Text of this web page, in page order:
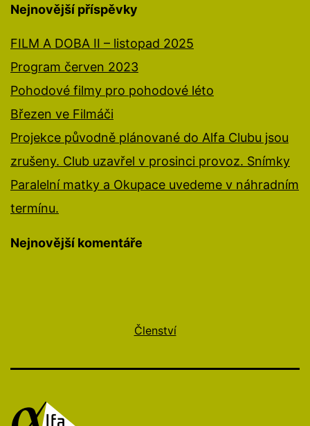
Nejnovější příspěvky
FILM A DOBA II – listopad 2025
Program červen 2023
Pohodové filmy pro pohodové léto
Březen ve Filmáči
Projekce původně plánované do Alfa Clubu jsou
zrušeny. Club uzavřel v prosinci provoz. Snímky
Paralelní matky a Okupace uvedeme v náhradním
termínu.
Nejnovější komentáře
Členství